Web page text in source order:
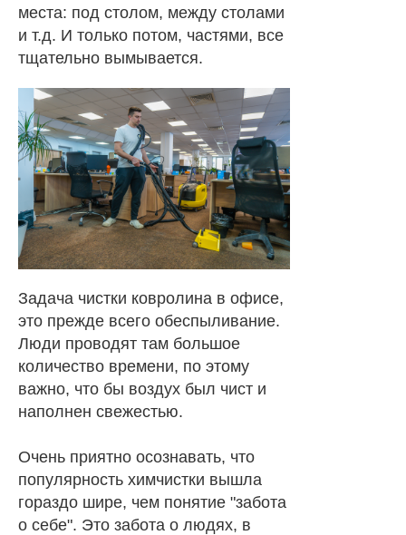
места: под столом, между столами
и т.д. И только потом, частями, все
тщательно вымывается.
Задача чистки ковролина в офисе,
это прежде всего обеспыливание.
Люди проводят там большое
количество времени, по этому
важно, что бы воздух был чист и
наполнен свежестью.
Очень приятно осознавать, что
популярность химчистки вышла
гораздо шире, чем понятие "забота
о себе". Это забота о людях, в